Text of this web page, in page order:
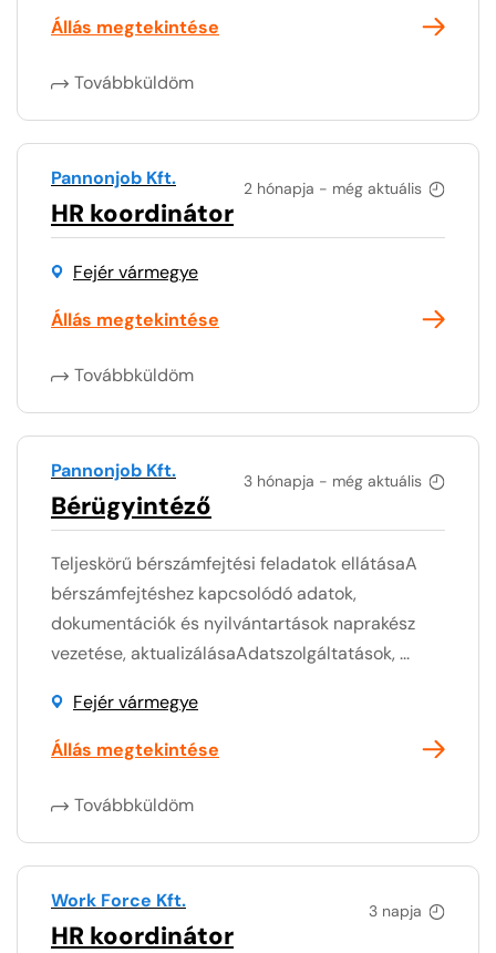
Állás megtekintése
Továbbküldöm
2 hónapja - még aktuális
Pannonjob Kft.
HR koordinátor
Fejér vármegye
Állás megtekintése
Továbbküldöm
3 hónapja - még aktuális
Pannonjob Kft.
Bérügyintéző
Teljeskörű bérszámfejtési feladatok ellátásaA
bérszámfejtéshez kapcsolódó adatok,
dokumentációk és nyilvántartások naprakész
vezetése, aktualizálásaAdatszolgáltatások, ...
Fejér vármegye
Állás megtekintése
Továbbküldöm
3 napja
Work Force Kft.
HR koordinátor